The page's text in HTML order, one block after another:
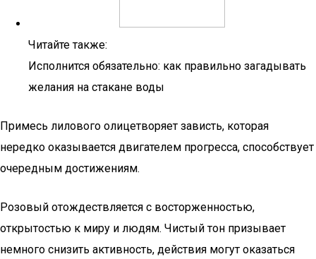
Читайте также:
Исполнится обязательно: как правильно загадывать
желания на стакане воды
Примесь лилового олицетворяет зависть, которая
нередко оказывается двигателем прогресса, способствует
очередным достижениям.
Розовый отождествляется с восторженностью,
открытостью к миру и людям. Чистый тон призывает
немного снизить активность, действия могут оказаться